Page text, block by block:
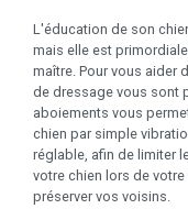
L'éducation de son
mais elle est
maître. Pour vous aider
de dressage vous sont
aboiements vous
chien par simple
réglable, afin de limiter
votre chien lors de
préserver vos voisins.